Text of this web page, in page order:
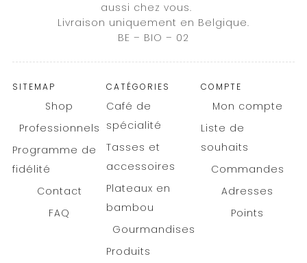
aussi chez vous.
Livraison uniquement en Belgique.
BE – BIO – 02
SITEMAP
Shop
Professionnels
Programme de
fidélité
Contact
FAQ
CATÉGORIES
Café de
spécialité
Tasses et
accessoires
Plateaux en
bambou
Gourmandises
Produits
COMPTE
Mon compte
Liste de
souhaits
Commandes
Adresses
Points